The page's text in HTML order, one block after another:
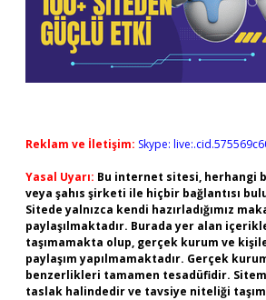
Reklam ve İletişim: Skype:
Yasal Uyarı: Bu internet sitesi, herhangi
veya şahıs şirketi ile hiçbir bağlantısı
Sitede yalnızca kendi hazırladığımız
paylaşılmaktadır. Burada yer alan
taşımamakta olup, gerçek kurum ve
paylaşım yapılmamaktadır. Gerçek
benzerlikleri tamamen tesadüfidir.
taslak halindedir ve tavsiye niteliği